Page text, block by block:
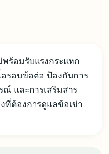
พร้อมรับแรงกระแทก
รอบข้อต่อ ป้องกันการ
ณ์ และการเสริมสาร
ที่ต้องการดูแลข้อเข่า